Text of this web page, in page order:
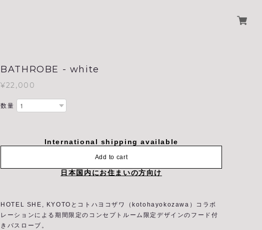
BATHROBE - white
¥22,000
数量
International shipping available
Add to cart
日本国内にお住まいの方向け
HOTEL SHE, KYOTOとコトハヨコザワ（kotohayokozawa）コラボ
レーションによる期間限定のコンセプトルーム限定デザインのフード付
きバスローブ。